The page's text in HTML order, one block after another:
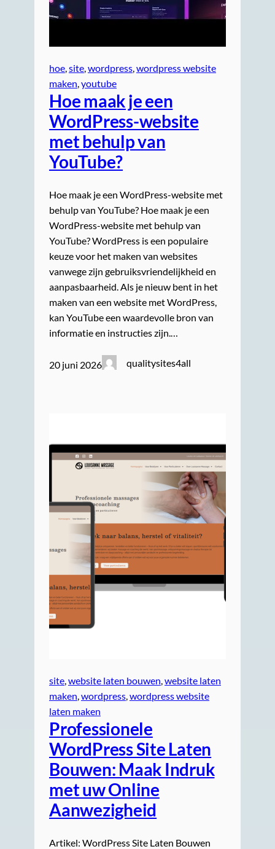
hoe, site, wordpress, wordpress website
maken, youtube
Hoe maak je een
WordPress-website
met behulp van
YouTube?
Hoe maak je een WordPress-website met
behulp van YouTube? Hoe maak je een
WordPress-website met behulp van
YouTube? WordPress is een populaire
keuze voor het maken van websites
vanwege zijn gebruiksvriendelijkheid en
aanpasbaarheid. Als je nieuw bent in het
maken van een website met WordPress,
kan YouTube een waardevolle bron van
informatie en instructies zijn.…
20 juni 2026 qualitysites4all
site, website laten bouwen, website laten
maken, wordpress, wordpress website
laten maken
Professionele
WordPress Site Laten
Bouwen: Maak Indruk
met uw Online
Aanwezigheid
Artikel: WordPress Site Laten Bouwen